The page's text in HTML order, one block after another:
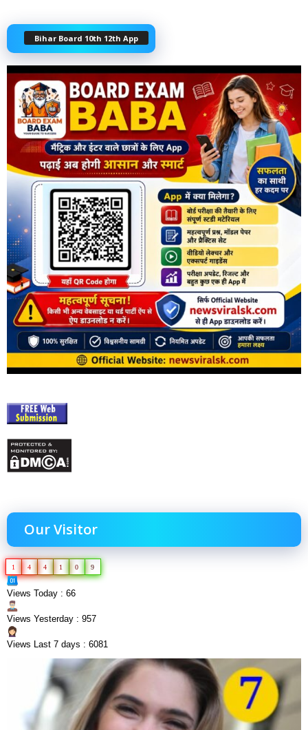
Bihar Board 10th 12th App
Our Visitor
1 4 4 1 0 9
Views Today : 66
Views Yesterday : 957
Views Last 7 days : 6081